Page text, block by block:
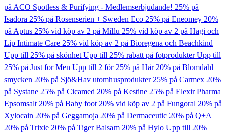
på ACO Spotless & Purifying - Medlemserbjudande! 25% på
Isadora 25% på Rosenserien + Sweden Eco 25% på Eneomey 20%
på Aptus 25% vid köp av 2 på Millu 25% vid köp av 2 på Hagi och
Lip Intimate Care 25% vid köp av 2 på Bioregena och Beachkind
Upp till 25% på skönhetUpp till 25% rabatt på fotprodukterUpp till
25% på Just for Men Upp till 2 för 25% på Hår20% på Blomdahl
smycken 20% på Sjö&Hav utomhusprodukter25% på Carmex 20%
på Systane 25% på Cicamed 20% på Kestine 25% på Elexir Pharma
Epsomsalt20% på Baby foot20% vid köp av 2 på Fungoral 20% på
Xylocain 20% på Geggamoja 20% på Dermaceutic 20% på Q+A
20% på Trixie 20% på Tiger Balsam 20% på Hylo Upp till 20%